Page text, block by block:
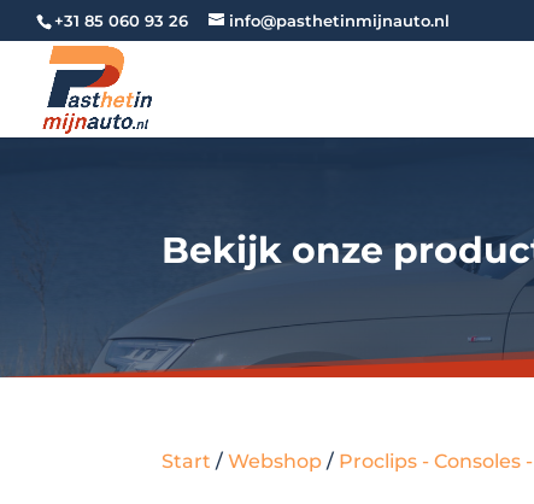
+31 85 060 93 26 info@pasthetinmijnauto.nl
Bekijk onze
Start /Webshop / Proclips - Consoles